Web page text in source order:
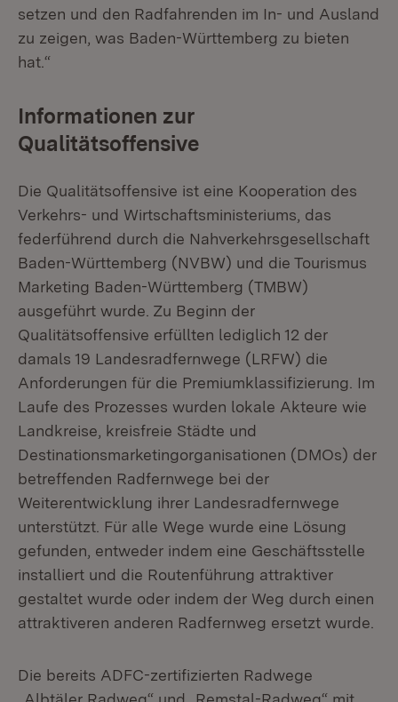
setzen und den Radfahrenden im In- und Ausland
zu zeigen, was Baden-Württemberg zu bieten
hat.“
Informationen zur
Qualitätsoffensive
Die Qualitätsoffensive ist eine Kooperation des
Verkehrs- und Wirtschaftsministeriums, das
federführend durch die Nahverkehrsgesellschaft
Baden-Württemberg (NVBW) und die Tourismus
Marketing Baden-Württemberg (TMBW)
ausgeführt wurde. Zu Beginn der
Qualitätsoffensive erfüllten lediglich 12 der
damals 19 Landesradfernwege (LRFW) die
Anforderungen für die Premiumklassifizierung. Im
Laufe des Prozesses wurden lokale Akteure wie
Landkreise, kreisfreie Städte und
Destinationsmarketingorganisationen (DMOs) der
betreffenden Radfernwege bei der
Weiterentwicklung ihrer Landesradfernwege
unterstützt. Für alle Wege wurde eine Lösung
gefunden, entweder indem eine Geschäftsstelle
installiert und die Routenführung attraktiver
gestaltet wurde oder indem der Weg durch einen
attraktiveren anderen Radfernweg ersetzt wurde.
Die bereits ADFC-zertifizierten Radwege